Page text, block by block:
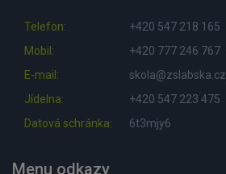
Telefon:
+420 547 218 165
Mobil:
+420 777 246 767
E-mail:
skola@zslabska.cz
Jídelna:
+420 547 223 475
Datová schránka:
6t3mjy6
Menu odkazy